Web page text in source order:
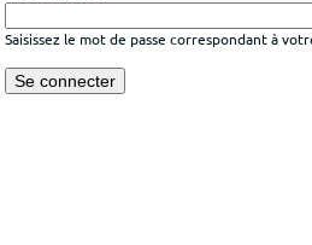
Saisissez le mot de passe correspondant à